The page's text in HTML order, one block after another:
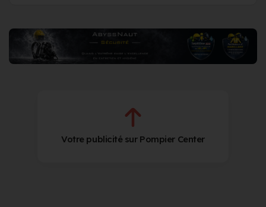
Votre publicité sur Pompier Center